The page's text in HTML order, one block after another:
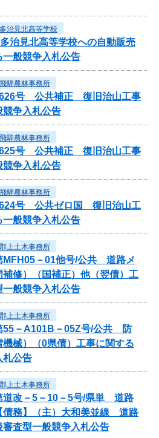
多治見北高等学校
治見北高等学校への自動販売
般競争入札公告
飛騨農林事務所
号 公共補正 復旧治山工事
競争入札公告
飛騨農林事務所
号 公共補正 復旧治山工事
競争入札公告
飛騨農林事務所
号 公共ゼロ国 復旧治山工
般競争入札公告
郡上土木事務所
MFH05－01他号/公共 道路メ
修）（国補正）他（翌債）工
般競争入札公告
郡上土木事務所
55－A101B－05Z号/公共 防
械）（0県債）工事に関する
札公告
郡上土木事務所
道改－5－10－5号/県単 道路
債務】（主）大和美並線 道路
査型一般競争入札公告